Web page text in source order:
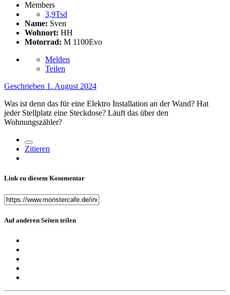
Members
3,9Tsd
Name: Sven
Wohnort: HH
Motorrad: M 1100Evo
Melden
Teilen
Geschrieben 1. August 2024
Was ist denn das für eine Elektro Installation an der Wand? Hat
jeder Stellplatz eine Steckdose? Läuft das über den
Wohnungszähler?
Zitieren
Link zu diesem Kommentar
Auf anderen Seiten teilen